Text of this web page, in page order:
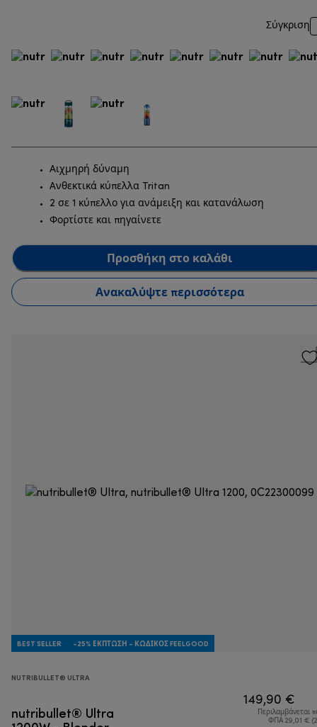
Σύγκριση
Αιχμηρή δύναμη
Aνθεκτικά κύπελλα Tritan
2 σε 1 κύπελλο για ανάμειξη και κατανάλωση
Φορτίστε και πηγαίνετε
Προσθήκη στο καλάθι
Ανακαλύψτε περισσότερα
BEST SELLER -25% ΈΚΠΤΩΣΗ - ΚΩΔΙΚΌΣ FEELGOOD
NUTRIBULLET® ULTRA
nutribullet® Ultra
149,90 €
Περιλαμβάνεται
ΦΠΑ 29,01 €